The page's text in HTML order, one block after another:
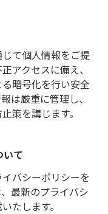
て個人情報をご提
アクセスに備え、
る暗号化を行い安全
は厳重に管理し、
策を講じます。
いて
バシーポリシーを
最新のプライバシ
たします。